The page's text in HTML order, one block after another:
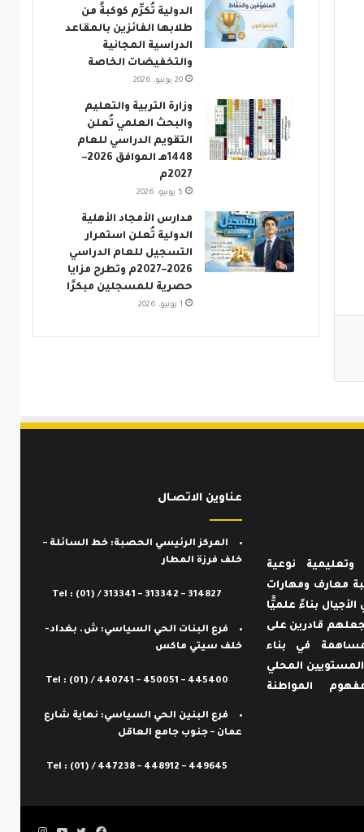
الدولية تُكرِّم كوكبةً من
طلابها الفائزين بالمقاعد
الدراسية المجانية
والتخفيضات الخاصة
20 يونيو، 2026
وزارة التربية والتعليم
والبحث العلمي تُعلن
التقويم الدراسي للعام
1448هـ الموافق 2026–
2027م
5 يونيو، 2026
مدارس الأمجاد الأهلية
الدولية تُعلن استمرار
التسجيل للعام الدراسي
2026–2027م وتطرح مزايا
حصرية للمسجلين مبكرًا
1 يونيو، 2026
نوعية
معارف ومهارات
بناءً علميًّا
يجعلهم قادرين على
في بناء
المحلي
المواطنة
عناوين الاتصـال
المركز الرئيسي الحصبة: خط السائلة –
خلف فرزة المطار
Tel : (01) / 313341 – 313342 – 314827
فرع البنات الحي السياسي: ش. بغداد-
خلف سيتي ماكس
Tel : (01) / 440741 – 450051 – 445400
فرع البنين الحي السياسي: نهاية شارع
عمان – جنوب جامع العاقل
Tel : (01) / 447238 – 448912 – 449645